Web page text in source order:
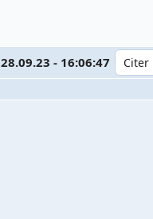
28.09.23 - 16:06:47